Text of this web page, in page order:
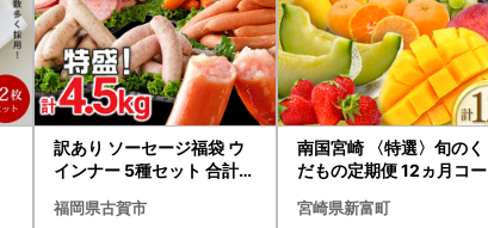
訳あり ソーセージ福袋 ウ
インナー 5種セット 合計4.
福岡県古賀市
南国宮崎 〈特選〉旬のく
だもの定期便 12ヵ月コー
宮崎県新富町